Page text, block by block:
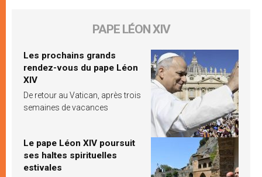
PAPE LÉON XIV
Les prochains grands
rendez-vous du pape Léon
XIV
De retour au Vatican, après trois
semaines de vacances
Le pape Léon XIV poursuit
ses haltes spirituelles
estivales